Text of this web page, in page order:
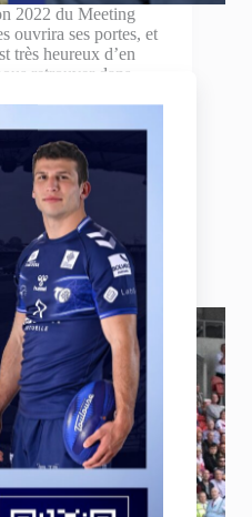
2022 du Meeting
ouvrira ses portes, et
très heureux d’en
retrouver dans